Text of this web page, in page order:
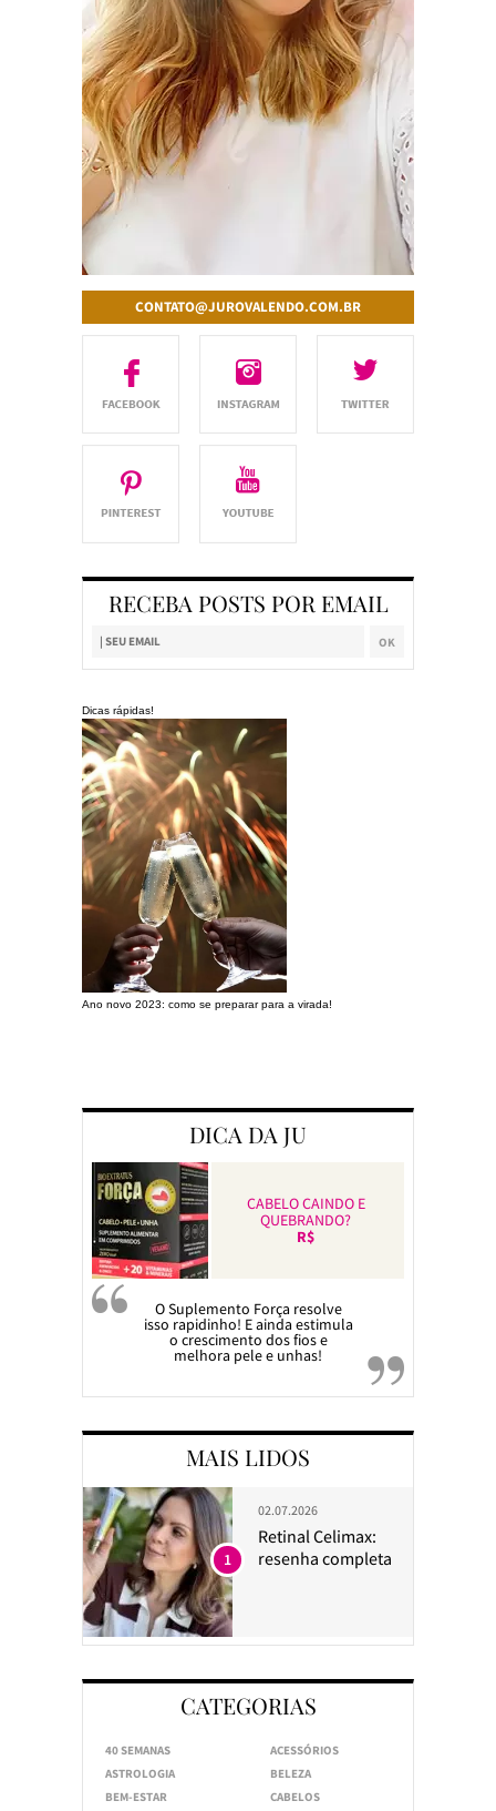
CONTATO@JUROVALENDO.COM.BR
RECEBA POSTS POR EMAIL
Dicas rápidas!
Ano novo 2023: como se preparar para a virada!
DICA DA JU
CABELO CAINDO E
QUEBRANDO?
R$
O Suplemento Força resolve
isso rapidinho! E ainda estimula
o crescimento dos fios e
melhora pele e unhas!
MAIS LIDOS
02.07.2026
Retinal Celimax:
resenha completa
1
CATEGORIAS
40 SEMANAS
ACESSÓRIOS
ASTROLOGIA
BELEZA
BEM-ESTAR
CABELOS